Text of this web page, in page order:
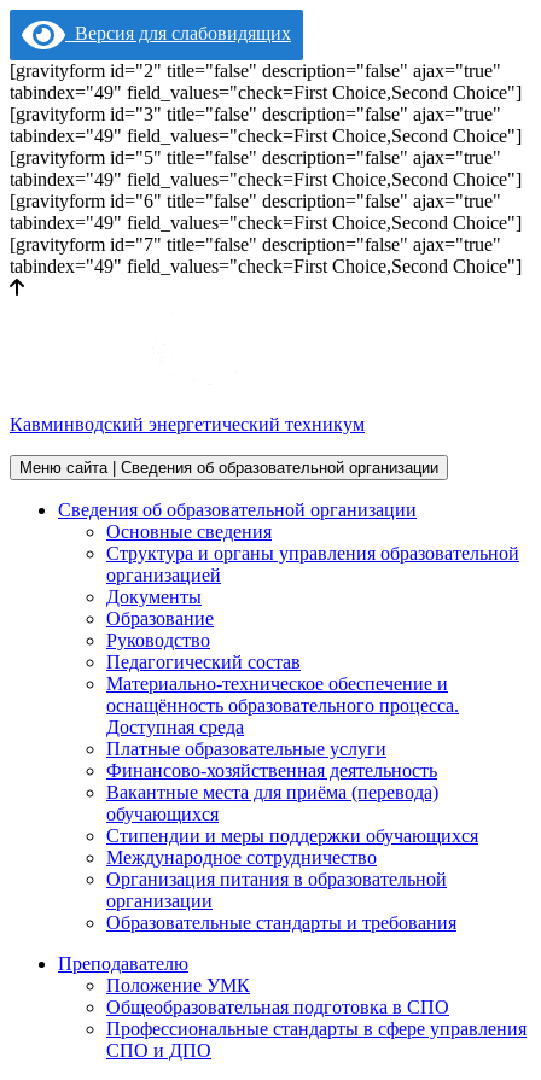
Версия для слабовидящих
[gravityform id="2" title="false" description="false" ajax="true"
tabindex="49" field_values="check=First Choice,Second Choice"]
[gravityform id="3" title="false" description="false" ajax="true"
tabindex="49" field_values="check=First Choice,Second Choice"]
[gravityform id="5" title="false" description="false" ajax="true"
tabindex="49" field_values="check=First Choice,Second Choice"]
[gravityform id="6" title="false" description="false" ajax="true"
tabindex="49" field_values="check=First Choice,Second Choice"]
[gravityform id="7" title="false" description="false" ajax="true"
tabindex="49" field_values="check=First Choice,Second Choice"]
Кавминводский энергетический техникум
Меню сайта | Сведения об образовательной организации
Сведения об образовательной организации
Основные сведения
Структура и органы управления образовательной
организацией
Документы
Образование
Руководство
Педагогический состав
Материально-техническое обеспечение и
оснащённость образовательного процесса.
Доступная среда
Платные образовательные услуги
Финансово-хозяйственная деятельность
Вакантные места для приёма (перевода)
обучающихся
Стипендии и меры поддержки обучающихся
Международное сотрудничество
Организация питания в образовательной
организации
Образовательные стандарты и требования
Преподавателю
Положение УМК
Общеобразовательная подготовка в СПО
Профессиональные стандарты в сфере управления
СПО и ДПО